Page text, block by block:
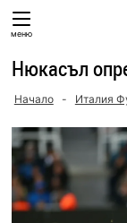
Skip
toменю
Нюкасъл
Начало - Италия